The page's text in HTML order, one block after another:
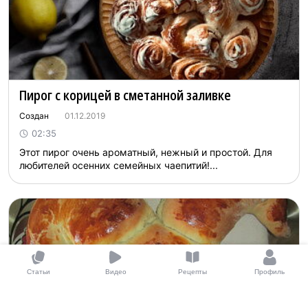
Пирог с корицей в сметанной заливке
Создан 01.12.2019
02:35
Этот пирог очень ароматный, нежный и простой. Для
любителей осенних семейных чаепитий!...
Статьи Видео Рецепты Профиль